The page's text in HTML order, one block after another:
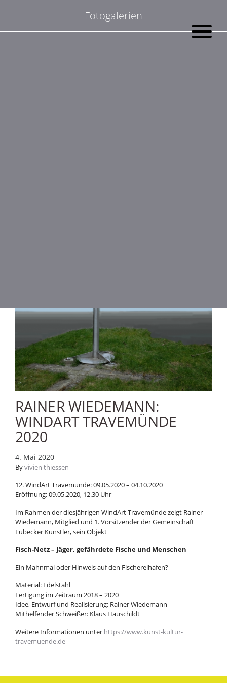
Fotogalerien
RAINER WIEDEMANN:
WINDART TRAVEMÜNDE
2020
4. Mai 2020
Byvivien thiessen
12. WindArt Travemünde: 09.05.2020 – 04.10.2020
Eröffnung: 09.05.2020, 12.30 Uhr
Im Rahmen der diesjährigen WindArt Travemünde zeigt Rainer
Wiedemann, Mitglied und 1. Vorsitzender der Gemeinschaft
Lübecker Künstler, sein Objekt
Fisch-Netz – Jäger, gefährdete Fische und Menschen
Ein Mahnmal oder Hinweis auf den Fischereihafen?
Material: Edelstahl
Fertigung im Zeitraum 2018 – 2020
Idee, Entwurf und Realisierung: Rainer Wiedemann
Mithelfender Schweißer: Klaus Hauschildt
Weitere Informationen unter https://www.kunst-kultur-
travemuende.de